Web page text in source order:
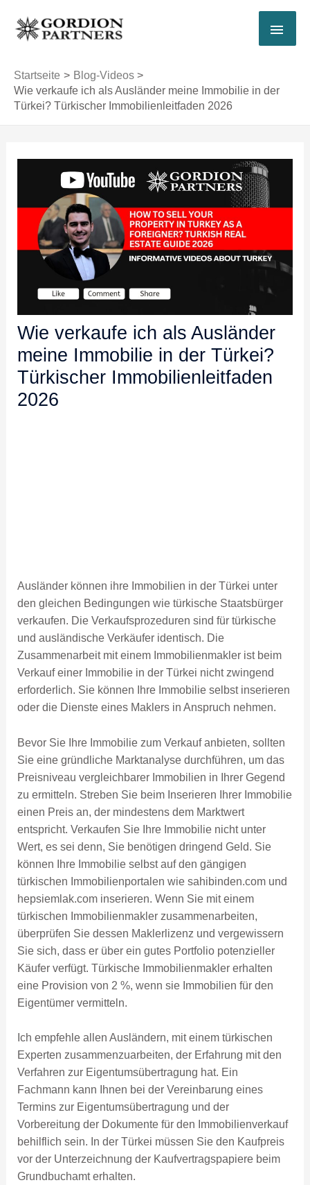
Inhalt
springen
Startseite
Blog-Videos
Wie verkaufe ich als Ausländer meine Immobilie in der
Türkei? Türkischer Immobilienleitfaden 2026
Wie verkaufe ich als Ausländer
meine Immobilie in der Türkei?
Türkischer Immobilienleitfaden
2026
Ausländer können ihre Immobilien in der Türkei unter
den gleichen Bedingungen wie türkische Staatsbürger
verkaufen. Die Verkaufsprozeduren sind für türkische
und ausländische Verkäufer identisch. Die
Zusammenarbeit mit einem Immobilienmakler ist beim
Verkauf einer Immobilie in der Türkei nicht zwingend
erforderlich. Sie können Ihre Immobilie selbst inserieren
oder die Dienste eines Maklers in Anspruch nehmen.
Bevor Sie Ihre Immobilie zum Verkauf anbieten, sollten
Sie eine gründliche Marktanalyse durchführen, um das
Preisniveau vergleichbarer Immobilien in Ihrer Gegend
zu ermitteln. Streben Sie beim Inserieren Ihrer Immobilie
einen Preis an, der mindestens dem Marktwert
entspricht. Verkaufen Sie Ihre Immobilie nicht unter
Wert, es sei denn, Sie benötigen dringend Geld. Sie
können Ihre Immobilie selbst auf den gängigen
türkischen Immobilienportalen wie sahibinden.com und
hepsiemlak.com inserieren. Wenn Sie mit einem
türkischen Immobilienmakler zusammenarbeiten,
überprüfen Sie dessen Maklerlizenz und vergewissern
Sie sich, dass er über ein gutes Portfolio potenzieller
Käufer verfügt. Türkische Immobilienmakler erhalten
eine Provision von 2 %, wenn sie Immobilien für den
Eigentümer vermitteln.
Ich empfehle allen Ausländern, mit einem türkischen
Experten zusammenzuarbeiten, der Erfahrung mit den
Verfahren zur Eigentumsübertragung hat. Ein
Fachmann kann Ihnen bei der Vereinbarung eines
Termins zur Eigentumsübertragung und der
Vorbereitung der Dokumente für den Immobilienverkauf
behilflich sein. In der Türkei müssen Sie den Kaufpreis
vor der Unterzeichnung der Kaufvertragspapiere beim
Grundbuchamt erhalten.